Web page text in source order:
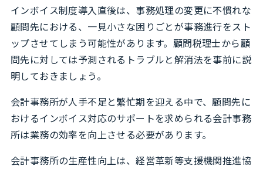
インボイス制度導入直後は、事務処理の変更に不慣れな
顧問先における、一見小さな困りごとが事務進行をスト
ップさせてしまう可能性があります。顧問税理士から顧
問先に対しては予測されるトラブルと解消法を事前に説
明しておきましょう。
会計事務所が人手不足と繁忙期を迎える中で、顧問先に
おけるインボイス対応のサポートを求められる会計事務
所は業務の効率を向上させる必要があります。
会計事務所の生産性向上は、経営革新等支援機関推進協